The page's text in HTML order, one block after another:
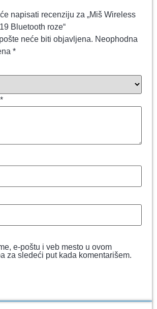
napisati recenziju za „Miš Wireless
Bluetooth roze“
neće biti objavljena. Neophodna
*
*
e-poštu i veb mesto u ovom
za sledeći put kada komentarišem.